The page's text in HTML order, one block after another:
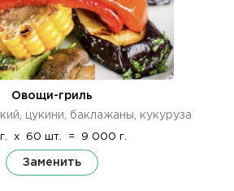
Овощи-гриль
цукини, баклажаны, кукуруза
x 60 шт. = 9 000 г.
Заменить